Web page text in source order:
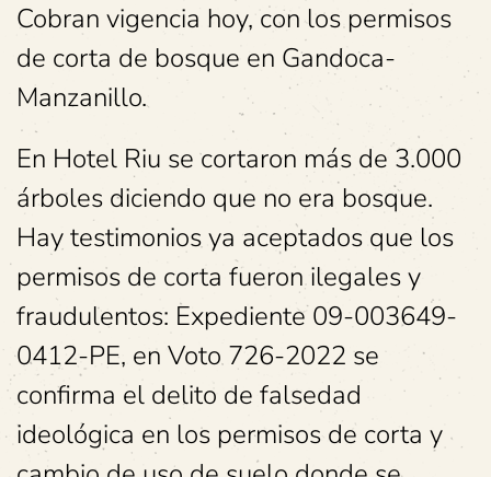
Cobran vigencia hoy, con los permisos
de corta de bosque en Gandoca-
Manzanillo.
En Hotel Riu se cortaron más de 3.000
árboles diciendo que no era bosque.
Hay testimonios ya aceptados que los
permisos de corta fueron ilegales y
fraudulentos: Expediente 09-003649-
0412-PE, en Voto 726-2022 se
confirma el delito de falsedad
ideológica en los permisos de corta y